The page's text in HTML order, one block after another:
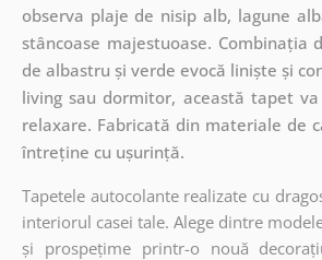
observa plaje de nisip alb, lagune
stâncoase majestuoase. Combinația
de albastru și verde evocă liniște și
living sau dormitor, această tapet
relaxare. Fabricată din materiale de
întreține cu ușurință.
Tapetele autocolante realizate cu
interiorul casei tale. Alege dintre
și prospețime printr-o nouă